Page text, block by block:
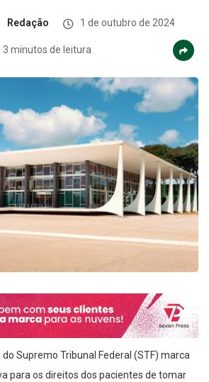
Redação 1 de outubro de 2024
3 minutos de leitura
Supremo Tribunal Federal (STF) marca
para os direitos dos pacientes de tomar